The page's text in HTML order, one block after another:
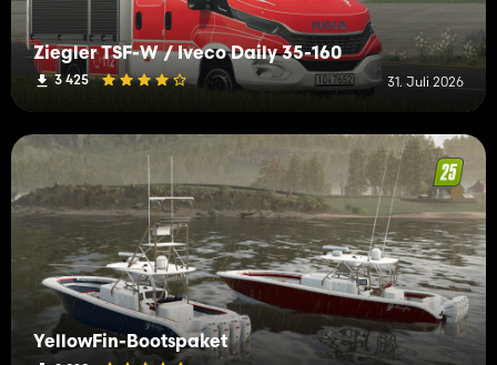
Ziegler TSF-W / Iveco Daily 35-160
3 425 31. Juli 2026
YellowFin-Bootspaket